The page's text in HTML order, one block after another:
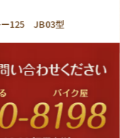
ー125 JB03型